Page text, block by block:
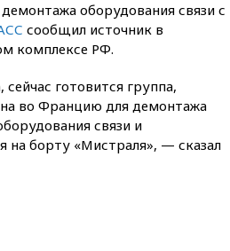
оборудования связи с
сообщил источник в
комплексе РФ.
сейчас готовится группа,
во Францию для демонтажа
связи и
на борту «Мистраля», — сказал